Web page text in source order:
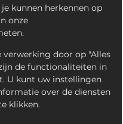
kunnen herkennen op
onze
verwerking door op "Alles
de functionaliteiten in
U kunt uw instellingen
over de diensten
klikken.